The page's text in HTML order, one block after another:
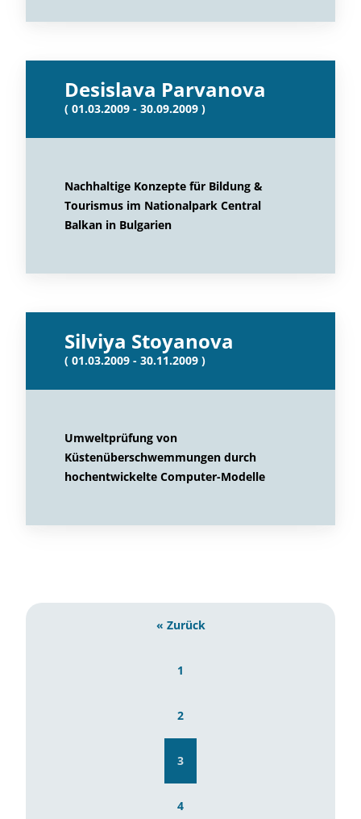
Desislava Parvanova
( 01.03.2009 - 30.09.2009 )
Nachhaltige Konzepte für Bildung &
Tourismus im Nationalpark Central
Balkan in Bulgarien
Silviya Stoyanova
( 01.03.2009 - 30.11.2009 )
Umweltprüfung von
Küstenüberschwemmungen durch
hochentwickelte Computer-Modelle
« Zurück
1
2
3
4